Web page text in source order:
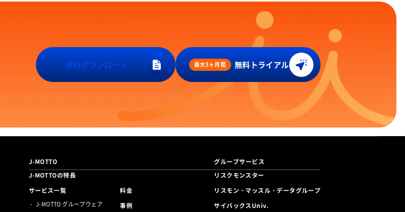
資料ダウンロード 最大3ヶ月間 無料トライアル
J-MOTTO
J-MOTTOの特長
サービス一覧
J-MOTTO グループウェア
料金
事例
グループサービス
リスクモンスター
リスモン・マッスル・データグループ
サイバックスUniv.